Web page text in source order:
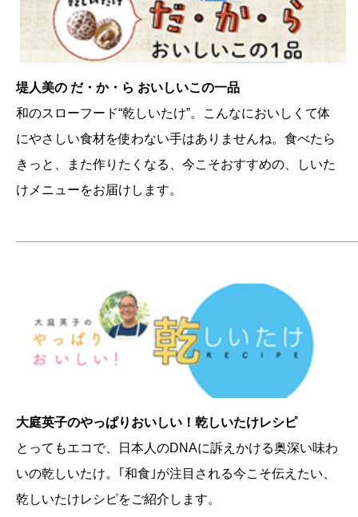
堤人美の だ・か・ら おいしいこの一品
和のスローフード“乾しいたけ”。こんなにおいしくて体
にやさしい食材を使わない手はありませんね。食べたら
きっと、また作りたくなる、今こそおすすめの、しいた
けメニューをお届けします。
大庭英子のやっぱりおいしい！乾しいたけレシピ
とってもエコで、日本人のDNAに訴えかける奥深い味わ
いの乾しいたけ。｢和食｣が注目される今こそ伝えたい、
乾しいたけレシピをご紹介します。